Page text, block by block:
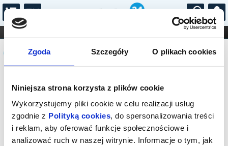
Zgoda Szczegóły O plikach cookies
Niniejsza strona korzysta z plików cookie
Wykorzystujemy pliki cookie w celu realizacji usług
zgodnie z Polityką cookies, do spersonalizowania treści
i reklam, aby oferować funkcje społecznościowe i
analizować ruch w naszej witrynie. Informacje o tym, jak
...
FILHARMONIA OPERA I BALET
STAND-UP
DLA DZIECI
Komunikat
Sprzedaż biletów on-line na wydarzenie
została zakończona.